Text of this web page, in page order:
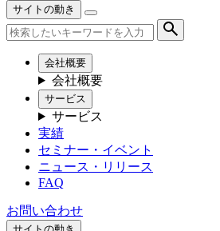
サイトの動き
会社概要
会社概要
サービス
サービス
実績
セミナー・イベント
ニュース・リリース
FAQ
お問い合わせ